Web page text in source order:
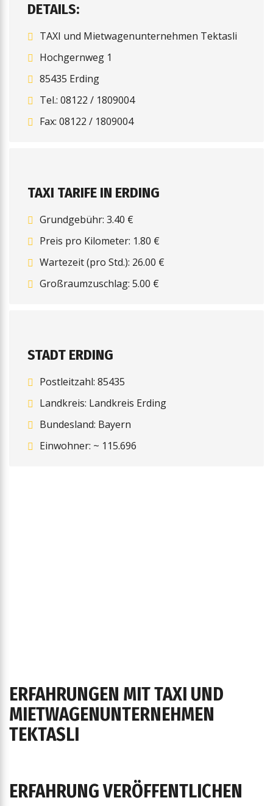
DETAILS:
TAXI und Mietwagenunternehmen Tektasli
Hochgernweg 1
85435 Erding
Tel.: 08122 / 1809004
Fax: 08122 / 1809004
TAXI TARIFE IN ERDING
Grundgebühr: 3.40 €
Preis pro Kilometer: 1.80 €
Wartezeit (pro Std.): 26.00 €
Großraumzuschlag: 5.00 €
STADT ERDING
Postleitzahl: 85435
Landkreis: Landkreis Erding
Bundesland: Bayern
Einwohner: ~ 115.696
ERFAHRUNGEN MIT TAXI UND
MIETWAGENUNTERNEHMEN
TEKTASLI
ERFAHRUNG VERÖFFENTLICHEN